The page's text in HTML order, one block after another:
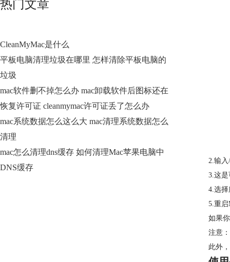
热门文章
CleanMyMac是什么
平板电脑清理垃圾在哪里 怎样清除平板电脑的
垃圾
mac软件删不掉怎么办 mac卸载软件后图标还在
恢复许可证 cleanmymac许可证丢了怎么办
mac系统数据怎么这么大 mac清理系统数据怎么
清理
mac怎么清理dns缓存 如何清理Mac苹果电脑中
DNS缓存
2.输入
3.这是
4.选择
5.重启
如果
注意
此外